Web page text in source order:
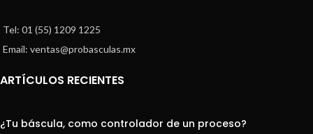
Tel: 01 (55) 1209 1225
Email: ventas@probasculas.mx
ARTÍCULOS RECIENTES
¿Tu báscula, como controlador de un proceso?